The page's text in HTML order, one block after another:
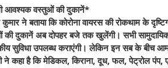
आवश्यक वस्तुओं की दुकानें*
ने बताया कि कोरोना वायरस की रोकथाम के
दुकानें अब दोपहर बजे तक खुलेंगी। सभी सामुदायिक
सुविधा उपलब्ध कराएंगी। लेकिन इन सब के बीच
ने कहा है कि मेडिकल, किराना, दूध, फल, पेट्रोल पंप,